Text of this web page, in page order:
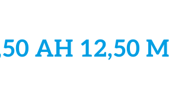
AH 12,50 M